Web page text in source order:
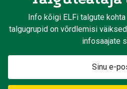
Info kõigi ELFi talgute
talgugrupid on võrdlemisi
infosaajate